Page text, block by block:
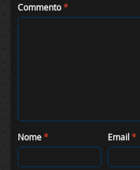
Commento*
Nome* Email*